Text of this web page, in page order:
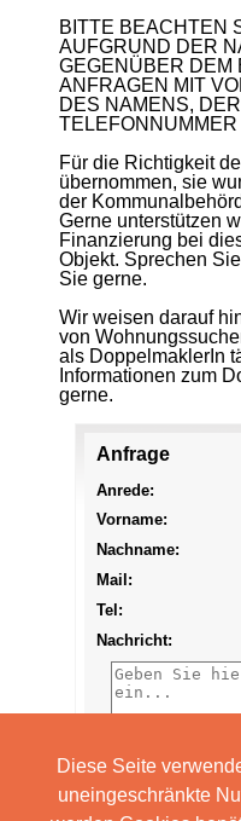
Diese Seite
uneingeschränkte
BITTE BEACHTEN
AUFGRUND DER
GEGENÜBER DEM
ANFRAGEN MIT
DES NAMENS,
Für die Richtigkeit
übernommen, sie
der
Gerne unterstützen
Finanzierung bei
Objekt. Sprechen
Sie gerne.
Wir weisen darauf
von
als DoppelmaklerIn
Informationen zum
gerne.
Anfrage
Anrede:
Vorname:
Nachname:
Mail:
Tel:
Nachricht: